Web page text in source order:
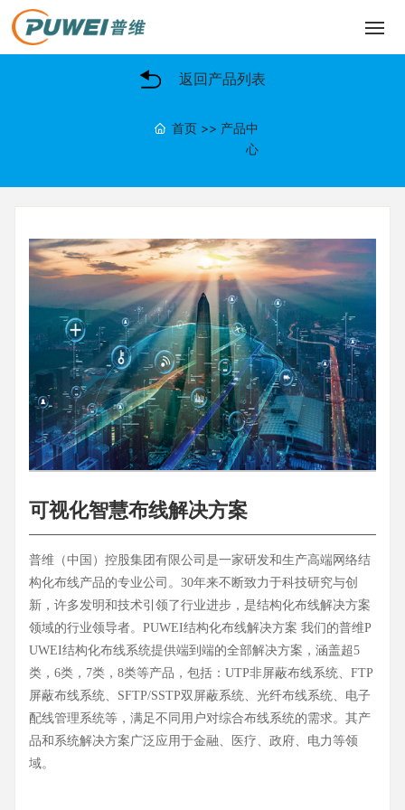
成功案例
新闻动态
联系我们
返回产品列表
首页>> 产品中
心
可视化智慧布线解决方案
普维（中国）控股集团有限公司是一家研发和生产高端网络结
构化布线产品的专业公司。30年来不断致力于科技研究与创
新，许多发明和技术引领了行业进步，是结构化布线解决方案
领域的行业领导者。PUWEI结构化布线解决方案 我们的普维P
UWEI结构化布线系统提供端到端的全部解决方案，涵盖超5
类，6类，7类，8类等产品，包括：UTP非屏蔽布线系统、FTP
屏蔽布线系统、SFTP/SSTP双屏蔽系统、光纤布线系统、电子
配线管理系统等，满足不同用户对综合布线系统的需求。其产
品和系统解决方案广泛应用于金融、医疗、政府、电力等领
域。